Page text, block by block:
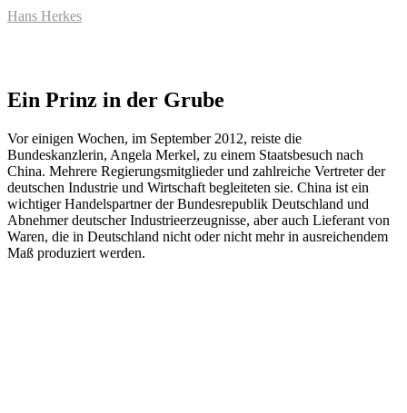
Hans Herkes
Ein Prinz in der Grube
Vor einigen Wochen, im September 2012, reiste die
Bundeskanzlerin, Angela Merkel, zu einem Staatsbesuch nach
China. Mehrere Regierungsmitglieder und zahlreiche Vertreter der
deutschen Industrie und Wirtschaft begleiteten sie. China ist ein
wichtiger Handelspartner der Bundesrepublik Deutschland und
Abnehmer deutscher Industrieerzeugnisse, aber auch Lieferant von
Waren, die in Deutschland nicht oder nicht mehr in ausreichendem
Maß produziert werden.